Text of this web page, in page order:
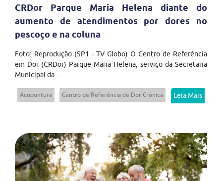
CRDor Parque Maria Helena diante do
aumento de atendimentos por dores no
pescoço e na coluna
Foto: Reprodução (SP1 - TV Globo) O Centro de Referência
em Dor (CRDor) Parque Maria Helena, serviço da Secretaria
Municipal da...
Acupuntura Centro de Referência de Dor Crônica Leia Mais